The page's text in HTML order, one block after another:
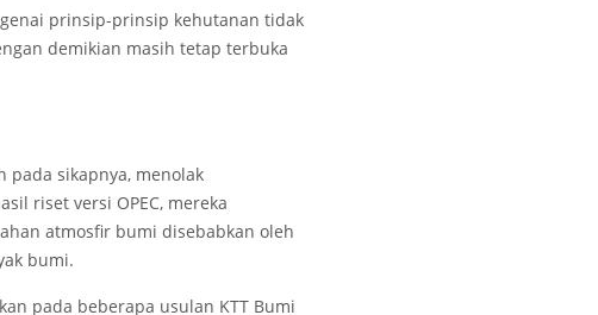
prinsip-prinsip kehutanan tidak
demikian masih tetap terbuka
pada sikapnya, menolak
riset versi OPEC, mereka
atmosfir bumi disebabkan oleh
bumi.
pada beberapa usulan KTT Bumi